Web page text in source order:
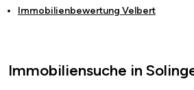
Immobilienbewertung Velbert
Immobiliensuche in